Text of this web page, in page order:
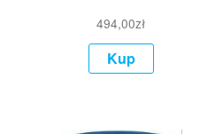
494,00zł
Kup